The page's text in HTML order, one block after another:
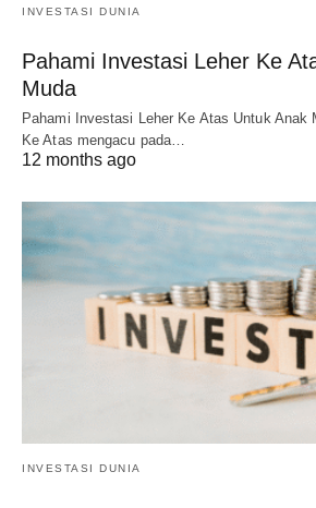
INVESTASI DUNIA
Pahami Investasi Leher Ke
Muda
Pahami Investasi Leher Ke Atas Untuk Anak
Ke Atas mengacu pada…
12 months ago
INVESTASI DUNIA